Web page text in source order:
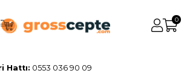
0
Hattı: 0553 036 90 09